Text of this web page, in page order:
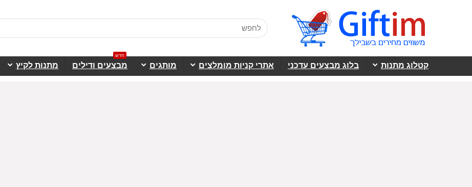
קטלוג מתנות בלוג מבצעים עדכני אתרי קניות מומלצים מותגים מבצעים ודילים
חדש
מתנות לקיץ